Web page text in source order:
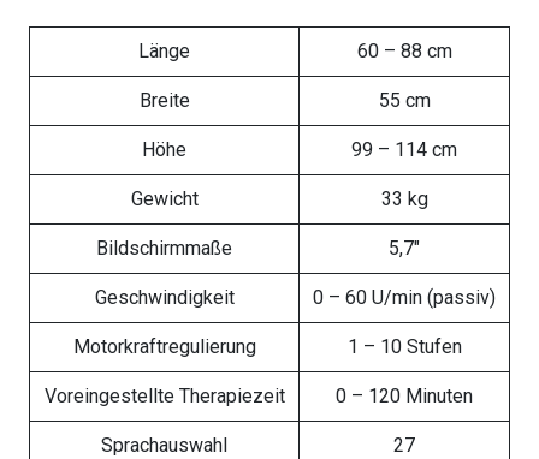
Länge 60 – 88 cm
Breite 55 cm
Höhe 99 – 114 cm
Gewicht 33 kg
Bildschirmmaße 5,7″
Geschwindigkeit 0 – 60 U/min (passiv)
Motorkraftregulierung 1 – 10 Stufen
Voreingestellte Therapiezeit 0 – 120 Minuten
Sprachauswahl 27